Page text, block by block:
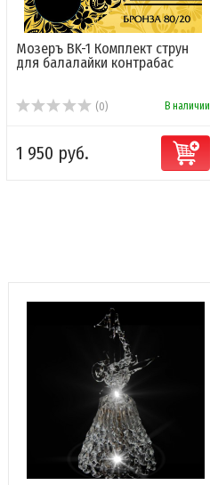
Мозеръ BK-1 Комплект струн
для балалайки контрабас
(0) В наличии
1 950 руб.